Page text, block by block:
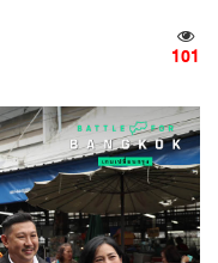
101